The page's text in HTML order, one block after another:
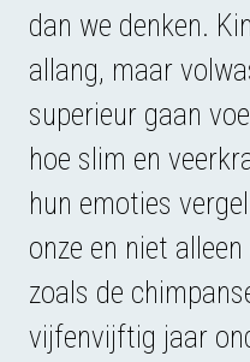
dan we denken.
allang, maar
superieur gaan
hoe slim en
hun emoties
onze en niet
zoals de
vijfenvijftig jaar